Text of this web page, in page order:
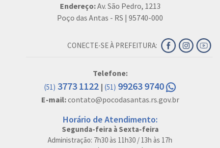
Endereço:Av. São Pedro, 1213
Poço das Antas - RS | 95740-000
CONECTE-SE À PREFEITURA:
Telefone:
(51) 3773 1122 | (51) 99263 9740
E-mail:contato@pocodasantas.rs.gov.br
Horário de Atendimento:
Segunda-feira à Sexta-feira
Administração: 7h30 às 11h30 / 13h às 17h